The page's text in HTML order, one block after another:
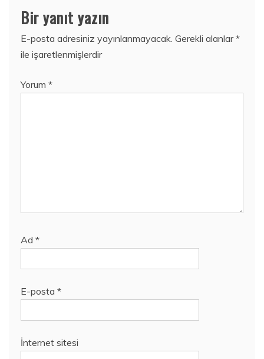
Bir yanıt yazın
E-posta adresiniz yayınlanmayacak. Gerekli alanlar*
ile işaretlenmişlerdir
Yorum *
Ad *
E-posta *
İnternet sitesi